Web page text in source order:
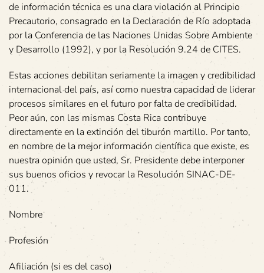
de información técnica es una clara violación al Principio
Precautorio, consagrado en la Declaración de Río adoptada
por la Conferencia de las Naciones Unidas Sobre Ambiente
y Desarrollo (1992), y por la Resolución 9.24 de CITES.
Estas acciones debilitan seriamente la imagen y credibilidad
internacional del país, así como nuestra capacidad de liderar
procesos similares en el futuro por falta de credibilidad.
Peor aún, con las mismas Costa Rica contribuye
directamente en la extinción del tiburón martillo. Por tanto,
en nombre de la mejor información científica que existe, es
nuestra opinión que usted, Sr. Presidente debe interponer
sus buenos oficios y revocar la Resolución SINAC-DE-
011.
Nombre
Profesión
Afiliación (si es del caso)